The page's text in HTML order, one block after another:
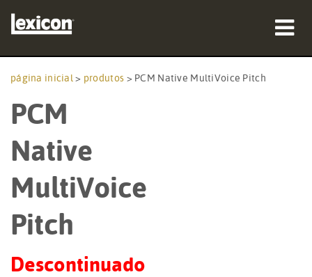
onde comprar
formação
assistência
página inicial > produtos > PCM Native MultiVoice Pitch
PCM
Native
MultiVoice
Pitch
Descontinuado